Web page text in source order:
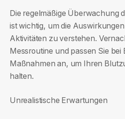
Die regelmäßige Überwachung
ist wichtig, um die
Aktivitäten zu verstehen.
Messroutine und passen Sie bei
Maßnahmen an, um Ihren
halten.
Unrealistische Erwartungen